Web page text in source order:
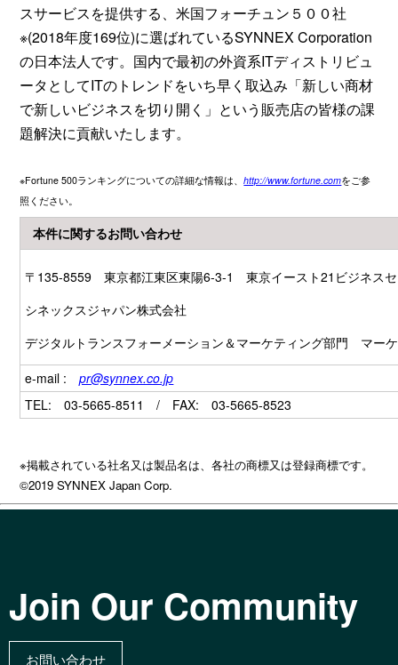
スサービスを提供する、米国フォーチュン５００社
※(2018年度169位)に選ばれているSYNNEX Corporation
の日本法人です。国内で最初の外資系ITディストリビュ
ータとしてITのトレンドをいち早く取込み「新しい商材
で新しいビジネスを切り開く」という販売店の皆様の課
題解決に貢献いたします。
※Fortune 500ランキングについての詳細な情報は、http://www.fortune.comをご参
照ください。
本件に関するお問い合わせ
〒135-8559 東京都江東区東陽6-3-1 東京イースト21ビジネス
シネックスジャパン株式会社
デジタルトランスフォーメーション＆マーケティング部門 マー
e-mail :pr@synnex.co.jp
TEL: 03-5665-8511 / FAX: 03-5665-8523
※掲載されている社名又は製品名は、各社の商標又は登録商標です。
©2019 SYNNEX Japan Corp.
Join Our Community
お問い合わせ